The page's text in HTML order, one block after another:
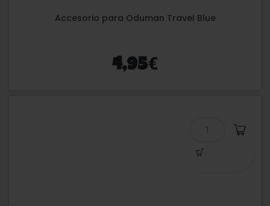
Accesorio para Oduman Travel Blue
4,95€